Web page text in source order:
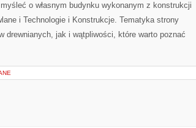
o własnym budynku wykonanym z konstrukcji
i Technologie i Konstrukcje. Tematyka strony
drewnianych, jak i wątpliwości, które warto poznać